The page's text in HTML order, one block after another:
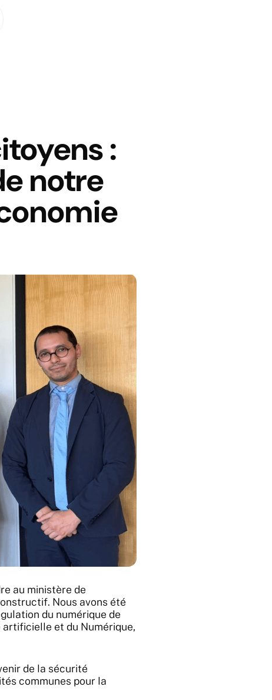
:
notre
au ministère de
Nous avons été
du numérique de
artificielle et du Numérique,
de la sécurité
communes pour la